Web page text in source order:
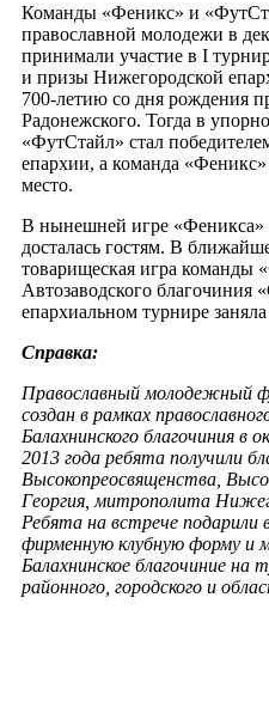
Команды «Феникс» и
православной молодежи в
принимали участие в I
и призы Нижегородской
700-летию со дня рождения
Радонежского. Тогда в
«ФутСтайл» стал
епархии, а команда «Феникс»
место.
В нынешней игре «Феникса»
досталась гостям. В
товарищеская игра команды
Автозаводского благочиния
епархиальном турнире
Справка:
Православный молодежный
создан в рамках
Балахнинского благочиния в
2013 года ребята получили
Высокопреосвященства,
Георгия, митрополита
Ребята на встрече подарили
фирменную клубную форму и
Балахнинское благочиние на
районного, городского и